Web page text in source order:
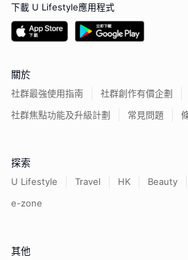
下載 U Lifestyle應用程式
關於
社群最強使用指南
社群創作有價企劃
社群焦點功能及升級計劃
常見問題
探索
U Lifestyle Travel HK Beauty
e-zone
其他